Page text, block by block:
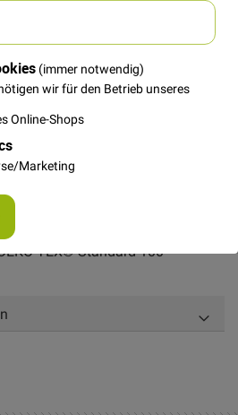
(immer notwendig)
wir für den Betrieb unseres
Online-Shops
Marketing
leicht fallende Uni Stoff von Stof
das Kette und Schuss
(verschiedene Brauntöne)
geeignet für Bekleidung und für
TEX® Standard 100